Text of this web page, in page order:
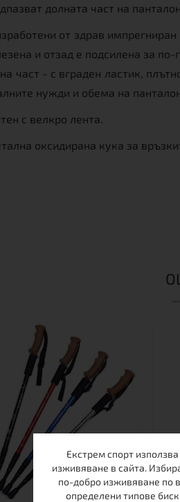
долната част на
от здрав
и отзад е подсилена за
част - с вграден ластик,
нужди и обема на
с велкро лента.
оксидирана кука за
Екстрем спорт
изживяване в сайта.
по-добро изживяване по
определени типове